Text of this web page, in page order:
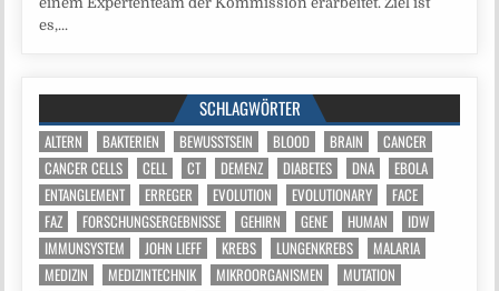
es,...
SCHLAGWÖRTER
ALTERN BAKTERIEN BEWUSSTSEIN BLOOD BRAIN
CANCER
CANCER CELLS
CELL CT DEMENZ DIABETES DNA
EBOLA
ENTANGLEMENT
ERREGER EVOLUTION EVOLUTIONARY
FACE
FAZ
FORSCHUNGSERGEBNISSE GEHIRN GENE HUMAN
IDW
IMMUNSYSTEM
JOHN LIEFF KREBS LUNGENKREBS
MALARIA
MEDIZIN
MEDIZINTECHNIK MIKROORGANISMEN
MUTATION